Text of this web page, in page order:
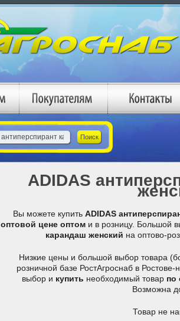
ADIDAS
Вы можете купить ADIDAS
оптовой цене оптоми в розницу. Большой
карандаш женский на оптово-
Низкие цены и большой выбор товара
розничной базе РостАгроснаб в
выбор и купить необходимый товар по
Возможна
Товар не